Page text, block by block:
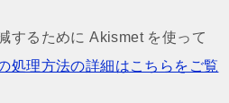
するために Akismet を使って
処理方法の詳細はこちらをご覧